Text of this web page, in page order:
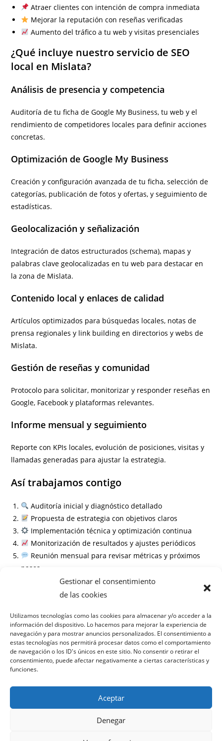
Gestionar el consentimiento
de las cookies
Utilizamos tecnologías como las cookies para almacenar y/o acceder a la
información del dispositivo. Lo hacemos para mejorar la experiencia de
navegación y para mostrar anuncios personalizados. El consentimiento a
estas tecnologías nos permitirá procesar datos como el comportamiento
de navegación o los ID's únicos en este sitio. No consentir o retirar el
consentimiento, puede afectar negativamente a ciertas características y
funciones.
Aceptar
Denegar
Atraer clientes con intención de compra inmediata
Mejorar la reputación con reseñas verificadas
Aumento del tráfico a tu web y visitas presenciales
¿Qué incluye nuestro servicio de SEO
local en Mislata?
Análisis de presencia y competencia
Auditoría de tu ficha de Google My Business, tu web y el
rendimiento de competidores locales para definir acciones
concretas.
Optimización de Google My Business
Creación y configuración avanzada de tu ficha, selección de
categorías, publicación de fotos y ofertas, y seguimiento de
estadísticas.
Geolocalización y señalización
Integración de datos estructurados (schema), mapas y
palabras clave geolocalizadas en tu web para destacar en
la zona de Mislata.
Contenido local y enlaces de calidad
Artículos optimizados para búsquedas locales, notas de
prensa regionales y link building en directorios y webs de
Mislata.
Gestión de reseñas y comunidad
Protocolo para solicitar, monitorizar y responder reseñas en
Google, Facebook y plataformas relevantes.
Informe mensual y seguimiento
Reporte con KPIs locales, evolución de posiciones, visitas y
llamadas generadas para ajustar la estrategia.
Así trabajamos contigo
Auditoría inicial y diagnóstico detallado
Propuesta de estrategia con objetivos claros
Implementación técnica y optimización continua
Monitorización de resultados y ajustes periódicos
Reunión mensual para revisar métricas y próximos
pasos
¿Cuánto tarda en ver resultados el SEO local en Mislata?
¿Necesito un sitio web nuevo para el SEO local?
¿Cómo influyen las reseñas en el SEO local?
¿Puedo cancelar el servicio en cualquier momento?